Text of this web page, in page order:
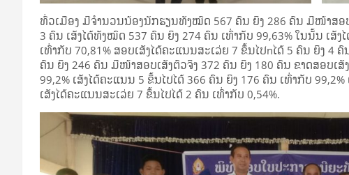
ທົ່ວເມືອງ ມີຈໍານວນນ້ອງນັກຮຽນທັງໝົດ 567 ຄົນ ຍິງ 286 ຄົນ ມີໜ້າສອບ
3 ຄົນ ເສັງໄດ້ທັງໝົດ 537 ຄົນ ຍິງ 274 ຄົນ ເທົ່າກັບ 99,63% ໃນນັ້ນ ເສັ
ເທົ່າກັບ 70,81% ສອບເສັງໄດ້ຄະແນນສະເລ່ຍ 7 ຂຶ້ນໄປnໄດ້ 5 ຄົນ ຍິງ
ຄົນ ຍິງ 246 ຄົນ ມີໜ້າສອບເສັງຕົວຈິງ 372 ຄົນ ຍິງ 180 ຄົນ ຂາດສອບເສັ
99,2% ເສັງໄດ້ຄະແນນ 5 ຂຶ້ນໄປໄດ້ 366 ຄົນ ຍິງ 176 ຄົນ ເທົ່າກັບ
ເສັງໄດ້ຄະແນນສະເລ່ຍ 7 ຂຶ້ນໄປໄດ້ 2 ຄົນ ເທົ່າກັບ 0,54%.